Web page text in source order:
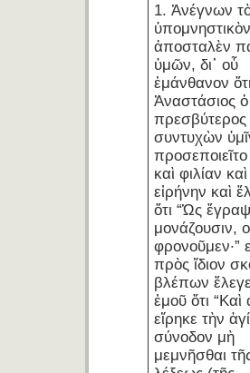
1. Ἀνέγνων
ἀποσταλὲν
ὑμῶν, δι᾽ οὗ
ἐμάνθανον
Ἀναστάσιος ὁ
πρεσβύτερος
συντυχὼν
προσεποιεῖτο
καὶ φιλίαν καὶ
εἰρήνην καὶ
ὅτι “Ὡς
μονάζουσιν,
φρονοῦμεν·”
πρὸς ἴδιον
βλέπων
ἐμοῦ ὅτι “Καὶ
εἴρηκε τὴν
σύνοδον μὴ
μεμνῆσθαι